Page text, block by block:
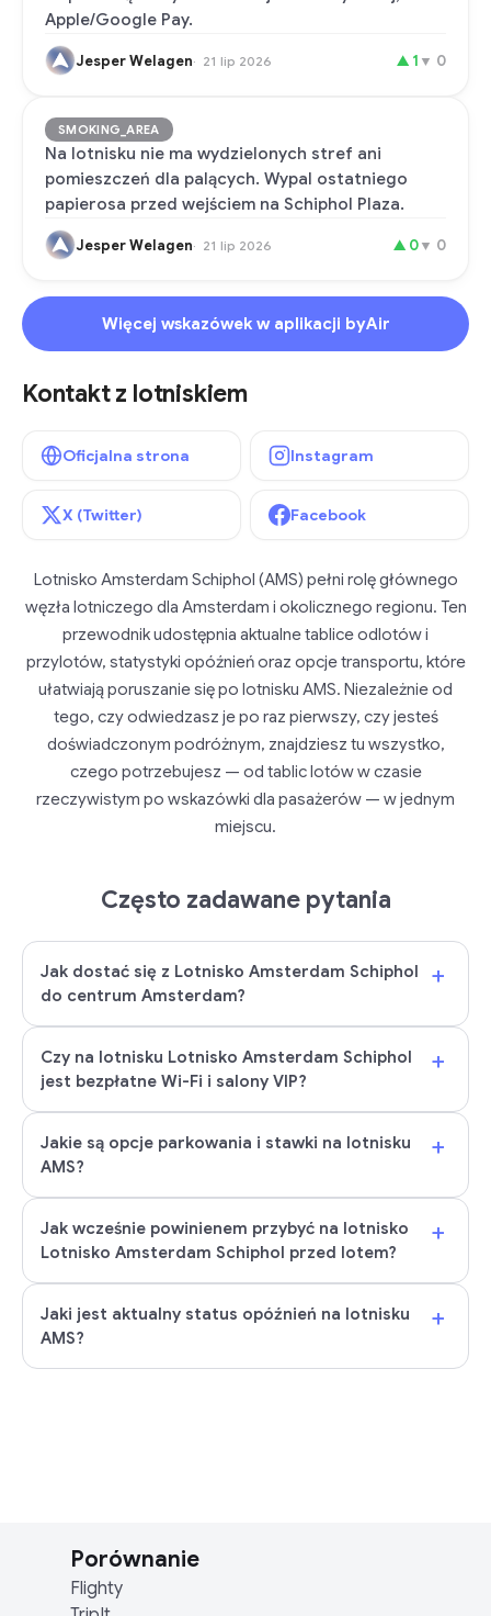
Apple/Google Pay.
Jesper Welagen 21 lip 2026 ▲ 1 ▼ 0
SMOKING_AREA
Na lotnisku nie ma wydzielonych stref ani
pomieszczeń dla palących. Wypal ostatniego
papierosa przed wejściem na Schiphol Plaza.
Jesper Welagen 21 lip 2026 ▲ 0▼ 0
Więcej wskazówek w aplikacji byAir
Kontakt z lotniskiem
Oficjalna strona Instagram
X (Twitter) Facebook
Lotnisko Amsterdam Schiphol (AMS) pełni rolę głównego
węzła lotniczego dla Amsterdam i okolicznego regionu. Ten
przewodnik udostępnia aktualne tablice odlotów i
przylotów, statystyki opóźnień oraz opcje transportu, które
ułatwiają poruszanie się po lotnisku AMS. Niezależnie od
tego, czy odwiedzasz je po raz pierwszy, czy jesteś
doświadczonym podróżnym, znajdziesz tu wszystko,
czego potrzebujesz — od tablic lotów w czasie
rzeczywistym po wskazówki dla pasażerów — w jednym
miejscu.
Często zadawane pytania
Jak dostać się z Lotnisko Amsterdam Schiphol
do centrum Amsterdam?
+
Czy na lotnisku Lotnisko Amsterdam Schiphol
jest bezpłatne Wi-Fi i salony VIP?
+
Jakie są opcje parkowania i stawki na lotnisku
AMS?
+
Jak wcześnie powinienem przybyć na lotnisko
Lotnisko Amsterdam Schiphol przed lotem?
+
Jaki jest aktualny status opóźnień na lotnisku
AMS?
+
Porównanie
Flighty